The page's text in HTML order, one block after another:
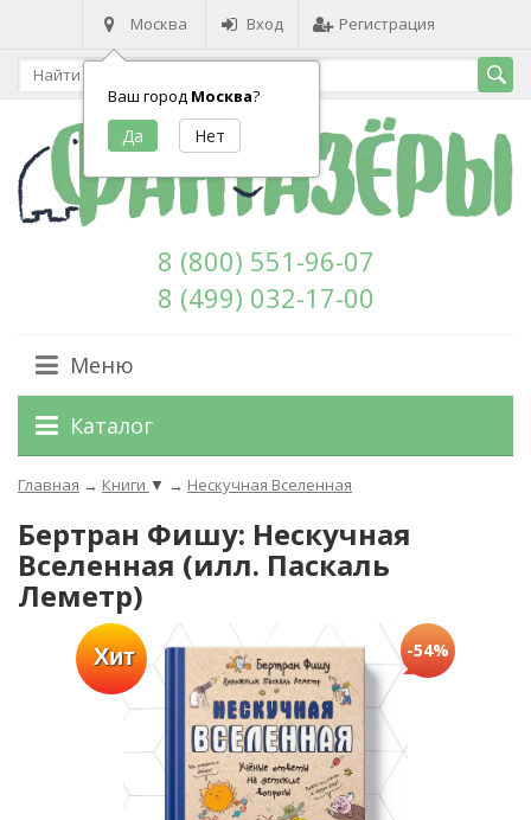
Москва
Ваш город Москва?
Вход Регистрация
8 (800) 551-96-07
8 (499) 032-17-00
Меню
Каталог
Главная → Книги ▼ → Нескучная Вселенная
Бертран Фишу: Нескучная
Вселенная (илл. Паскаль
Леметр)
Хит -54%